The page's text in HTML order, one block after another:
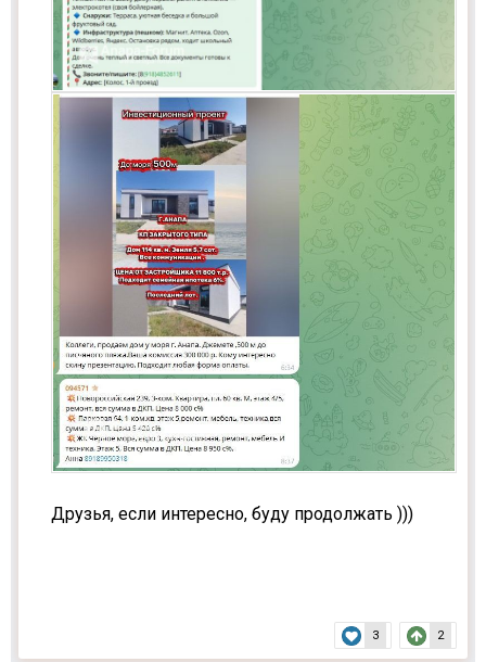
Друзья, если интересно, буду продолжать )))
3 2